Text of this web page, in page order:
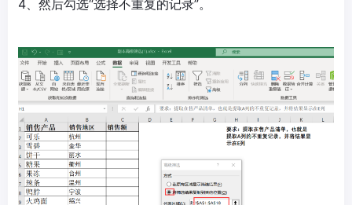
4、然后勾选“选择不重复的记录”。